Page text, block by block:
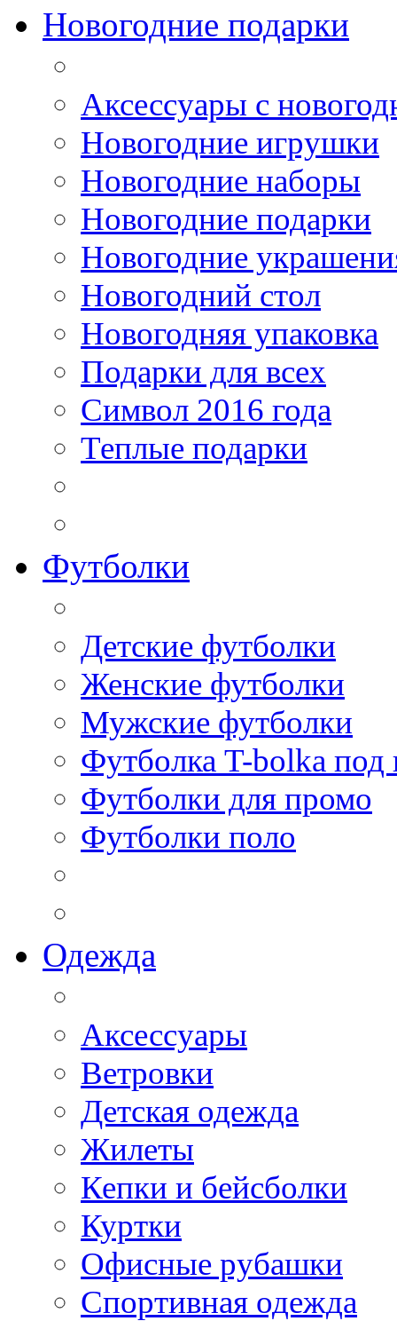
Новогодние подарки
Аксессуары с
Новогодние игрушки
Новогодние наборы
Новогодние подарки
Новогодние
Новогодний стол
Новогодняя упаковка
Подарки для всех
Символ 2016 года
Теплые подарки
Футболки
Детские футболки
Женские футболки
Мужские футболки
Футболка T-bolka под
Футболки для промо
Футболки поло
Одежда
Аксессуары
Ветровки
Детская одежда
Жилеты
Кепки и бейсболки
Куртки
Офисные рубашки
Спортивная одежда